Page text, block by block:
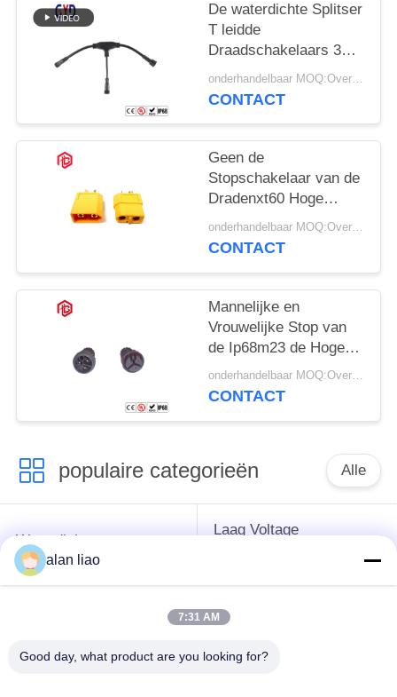
De waterdichte Splitser
T leidde
Draadschakelaars 3
Manier Gevormde
Schakelaar
onderhandelbaar MOQ:Overeen te komen
CONTACT
Geen de
Stopschakelaar van de
Dradenxt60 Hoge
Huidige Waterdichte
Schakelaar T
onderhandelbaar MOQ:Overeen te komen
CONTACT
Mannelijke en
Vrouwelijke Stop van
de Ip68m23 de Hoge
Huidige Waterdichte
Schakelaar
onderhandelbaar MOQ:Overeen te komen
CONTACT
populaire categorieën Alle
Waterdichte
Cirkelschakelaar
Laag Voltage
alan liao
7:31 AM
Good day, what product are you looking for?